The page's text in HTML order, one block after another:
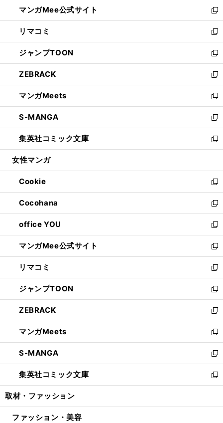
く
ド
ウ
で
開
く
ィ
ン
ド
ウ
で
開
く
い
ウ
ィ
ン
ド
ウ
で
開
く
マンガMee公式サイト
新
し
い
ウ
ィ
ン
ド
ウ
で
開
く
リマコミ
新
し
い
ウ
ィ
ン
ド
ウ
で
開
く
ジャンプTOON
新
し
い
ウ
ィ
ン
ド
ウ
で
開
ZEBRACK
新
し
い
ウ
ィ
ン
ド
ウ
開
く
マンガMeets
新
し
い
ウ
ィ
ン
ウ
で
開
く
S-MANGA
新
し
い
ウ
ン
ド
ウ
で
開
く
集英社コミック文庫
新
し
ウ
ィ
ン
ド
ウ
で
開
く
女性マンガ
Cookie
新
し
い
ウ
ィ
ン
ド
ウ
で
開
く
Cocohana
新
し
い
ウ
ィ
ン
ド
ウ
で
開
く
office YOU
新
し
い
ウ
ィ
ン
ド
ウ
で
開
く
マンガMee公式サイト
新
し
い
ウ
ィ
ン
ド
ウ
で
開
く
リマコミ
新
し
い
ウ
ィ
ン
ド
ウ
で
開
く
ジャンプTOON
新
し
い
ウ
ィ
ン
ド
ウ
で
開
ZEBRACK
新
し
い
ウ
ィ
ン
ド
ウ
開
マンガMeets
新
し
い
ウ
ィ
ン
ウ
S-MANGA
新
し
い
ウ
ン
集英社コミック文庫
新
し
ウ
取材・ファッション
ファッション・美容